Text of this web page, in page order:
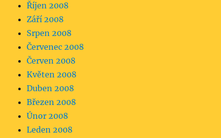
Říjen 2008
Září 2008
Srpen 2008
Červenec 2008
Červen 2008
Květen 2008
Duben 2008
Březen 2008
Únor 2008
Leden 2008